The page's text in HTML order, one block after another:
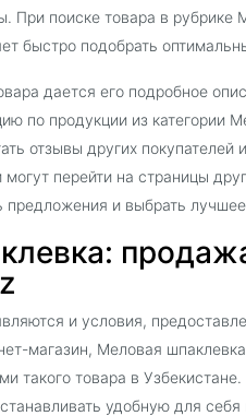
При поиске товара в
быстро подобрать
дается его подробное
по продукции из категории
отзывы других
могут перейти на страницы
предложения и выбрать
и условия,
магазин, Меловая
такого товара в
удобную для